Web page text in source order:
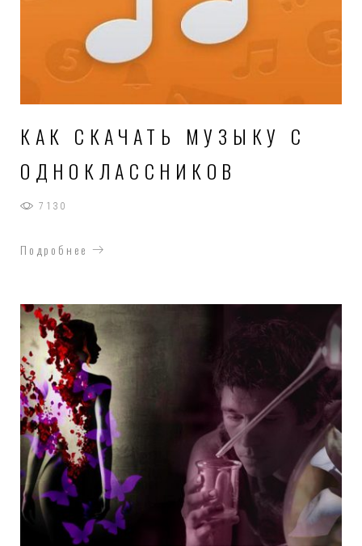
2016
КАК СКАЧАТЬ МУЗЫКУ С
ОДНОКЛАССНИКОВ
7130
Подробнее